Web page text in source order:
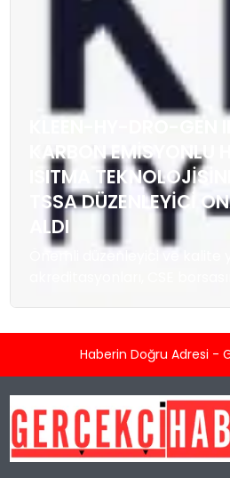
KARBON EMISYONLU
ISITMA
TSSA DÜZENLEYICI
ALDI
Sistemlerini üretmek ve
kurumsal sözleşmeler için
TORONTO, KANADA /
Ağustos 2026 / Kleen-Hy-
Haberin Doğru Adresi -